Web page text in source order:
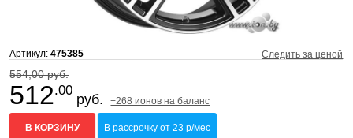
Артикул:475385 Следить за ценой
554,00 руб.
512.00
руб. +268 ионов на баланс
В КОРЗИНУ В рассрочку от 23 р/мес